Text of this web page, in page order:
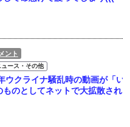
ント
ュース・その他
ウクライナ騒乱時の動画が「い
ものとしてネットで大拡散され